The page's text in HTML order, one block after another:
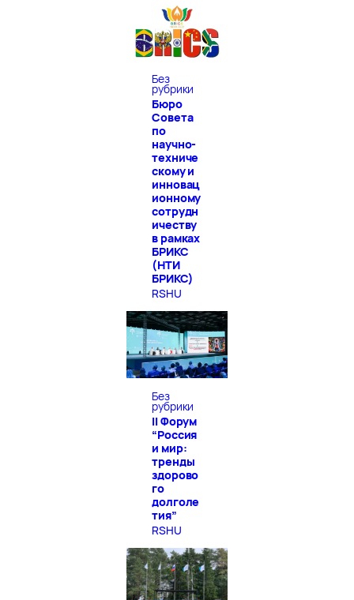
Без
рубрики
Бюро
Совета
по
научно-
техниче
скому и
инновац
ионному
сотрудн
ичеству
в рамках
БРИКС
(НТИ
БРИКС)
RSHU
Без
рубрики
II Форум
“Россия
и мир:
тренды
здорово
го
долголе
тия”
RSHU